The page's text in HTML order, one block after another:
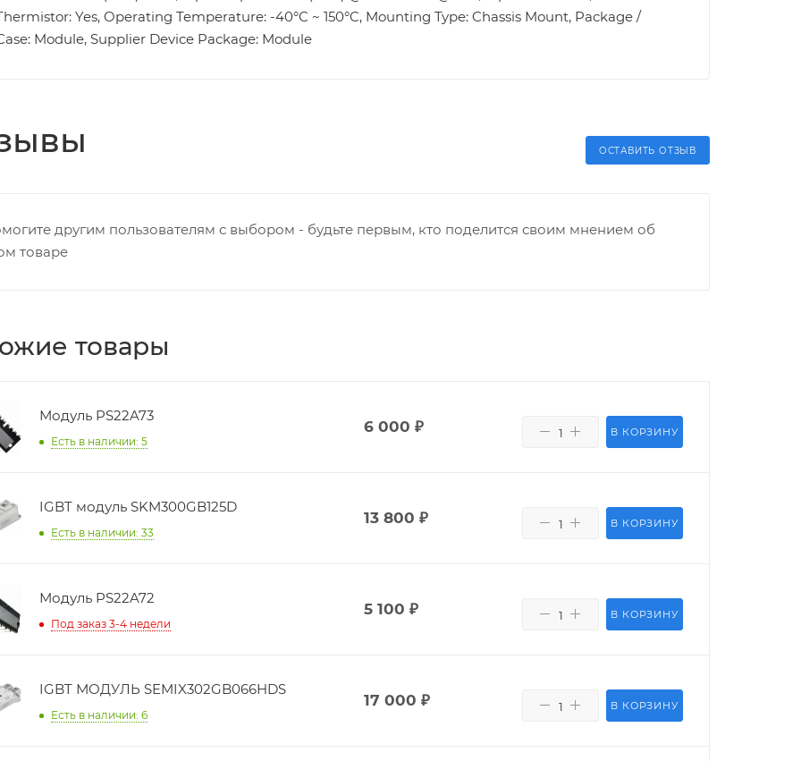
Yes, Operating Temperature: -40°C ~ 150°C, Mounting Type: Chassis Mount, Package /
Module, Supplier Device Package: Module
ОСТАВИТЬ ОТЗЫВ
другим пользователям с выбором - будьте первым, кто поделится своим мнением об
товаре
товары
Модуль PS22A73
Есть в наличии: 5
6 000 ₽ В КОРЗИНУ
IGBT модуль SKM300GB125D
Есть в наличии: 33
13 800 ₽ В КОРЗИНУ
Модуль PS22A72
Под заказ 3-4 недели
5 100 ₽ В КОРЗИНУ
IGBT МОДУЛЬ SEMIX302GB066HDS
Есть в наличии: 6
17 000 ₽ В КОРЗИНУ